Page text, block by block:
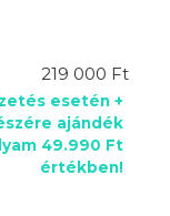
219 000 Ft
esetén +
ajándék
49.990 Ft
értékben!